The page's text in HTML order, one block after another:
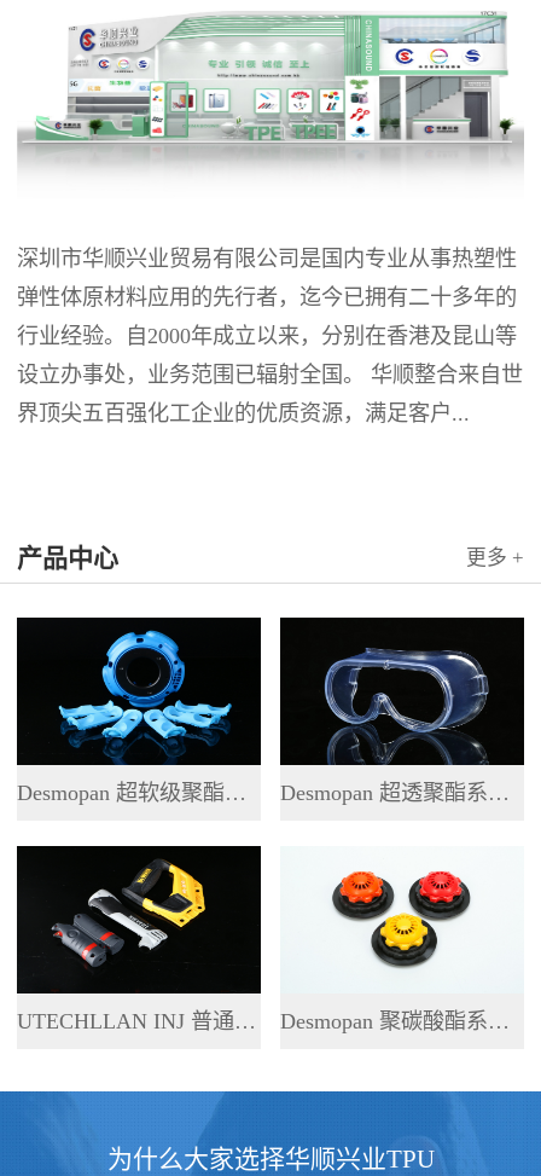
深圳市华顺兴业贸易有限公司是国内专业从事热塑性
弹性体原材料应用的先行者，迄今已拥有二十多年的
行业经验。自2000年成立以来，分别在香港及昆山等
设立办事处，业务范围已辐射全国。 华顺整合来自世
界顶尖五百强化工企业的优质资源，满足客户...
产品中心 更多 +
Desmopan 超软级聚酯系列 TPU Desmopan 超透聚酯系列 TPU
UTECHLLAN INJ 普通聚酯系列 TPU Desmopan 聚碳酸酯系列 TPU
为什么大家选择华顺兴业TPU